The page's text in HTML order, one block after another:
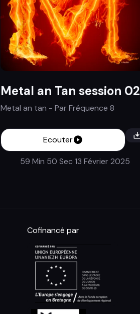
Metal an Tan session 02
Metal an tan - ParFréquence 8
Ecouter
59 Min 50 Sec 13 Février 2025
Cofinancé par